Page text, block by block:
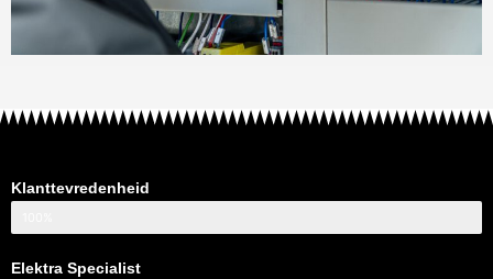
Klanttevredenheid
Elektra Specialist